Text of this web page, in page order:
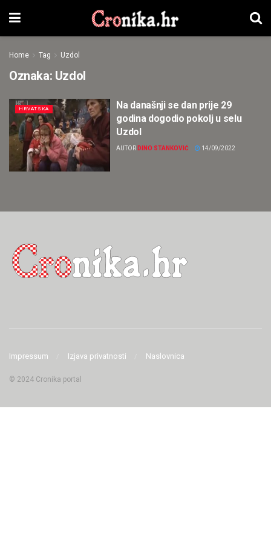
Home Tag Uzdol
Oznaka: Uzdol
HRVATSKA
Na današnji se dan prije 29
godina dogodio pokolj u selu
Uzdol
AUTOR DINO STANKOVIĆ 14/09/2022
Impressum Izjava privatnosti Naslovnica
© 2024 Cronika portal